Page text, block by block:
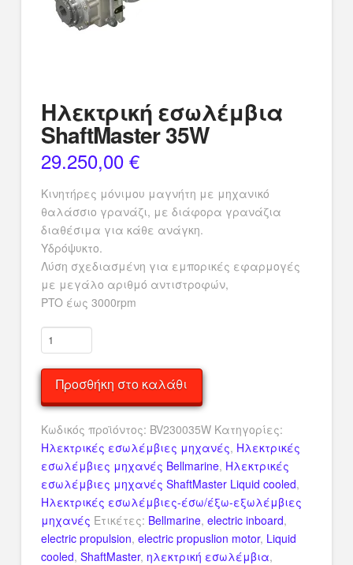
Ηλεκτρική εσωλέμβια
ShaftMaster 35W
29.250,00 €
Κινητήρες μόνιμου μαγνήτη με μηχανικό
θαλάσσιο γρανάζι, με διάφορα γρανάζια
διαθέσιμα για κάθε ανάγκη.
Υδρόψυκτο.
Λύση σχεδιασμένη για εμπορικές εφαρμογές
με μεγάλο αριθμό αντιστροφών,
PTO έως 3000rpm
Ηλεκτρική
εσωλέμβια
ShaftMaster
35W
ποσότητα
Προσθήκη στο καλάθι
Κωδικός προϊόντος: BV230035W Κατηγορίες:
Ηλεκτρικές εσωλέμβιες μηχανές, Ηλεκτρικές
εσωλέμβιες μηχανές Bellmarine, Ηλεκτρικές
εσωλέμβιες μηχανές ShaftMaster Liquid cooled,
Ηλεκτρικές εσωλέμβιες-έσω/έξω-εξωλέμβιες
μηχανές Ετικέτες: Bellmarine, electric inboard,
electric propulsion, electric propuslion motor, Liquid
cooled, ShaftMaster, ηλεκτρική εσωλέμβια,